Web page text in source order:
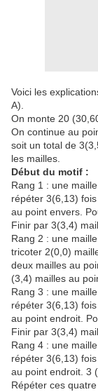
Voici les
A).
On monte 20
On continue au
soit un total de
les mailles.
Début du motif :
Rang 1 : une
répéter 3(6,13)
au point envers.
Finir par 3(3,4)
Rang 2 : une
tricoter 2(0,0)
deux mailles au
(3,4) mailles au
Rang 3 : une
répéter 3(6,13)
au point endroit.
Finir par 3(3,4)
Rang 4 : une
répéter 3(6,13)
au point endroit. 3
Répéter ces